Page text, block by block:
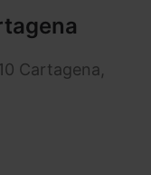
Cartagena,